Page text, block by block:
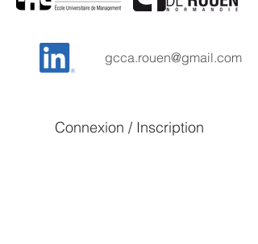
gcca.rouen@gmail.com
Connexion / Inscription